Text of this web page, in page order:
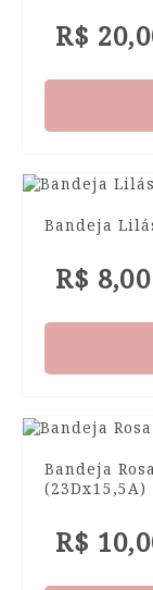
R$
Bandeja
R$ 8,00
Bandeja
(23Dx15,5A)
R$